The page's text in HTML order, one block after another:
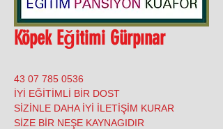
Köpek Eğitimi Gürpınar
0536 785 07 43
İYİ EĞİTİMLİ BİR DOST
SİZİNLE DAHA İYİ İLETİŞİM KURAR
SİZE BİR NEŞE KAYNAGIDIR